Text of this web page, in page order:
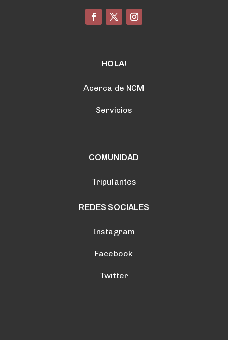
HOLA!
Acerca de NCM
Servicios
COMUNIDAD
Tripulantes
REDES SOCIALES
Instagram
Facebook
Twitter